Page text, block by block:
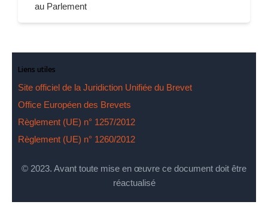
au Parlement
Liens utiles
Site officiel de la Juridiction Unifiée du Brevet
Office Européen des Brevets
Règlement (UE) n° 1257/2012
Règlement (UE) n° 1260/2012
© 2023. Avant toute mise en œuvre ce document doit être
réactualisé